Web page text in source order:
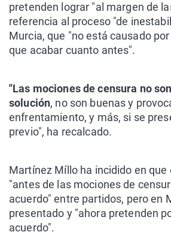
pretenden lograr "al margen de
referencia al proceso "de
Murcia, que "no está causado
que acabar cuanto antes".
"Las mociones de censura no
solución, no son buenas y
enfrentamiento, y más, si se
previo", ha recalcado.
Martínez Míllo ha incidido en que
"antes de las mociones de
acuerdo" entre partidos, pero en
presentado y "ahora pretenden
acuerdo".